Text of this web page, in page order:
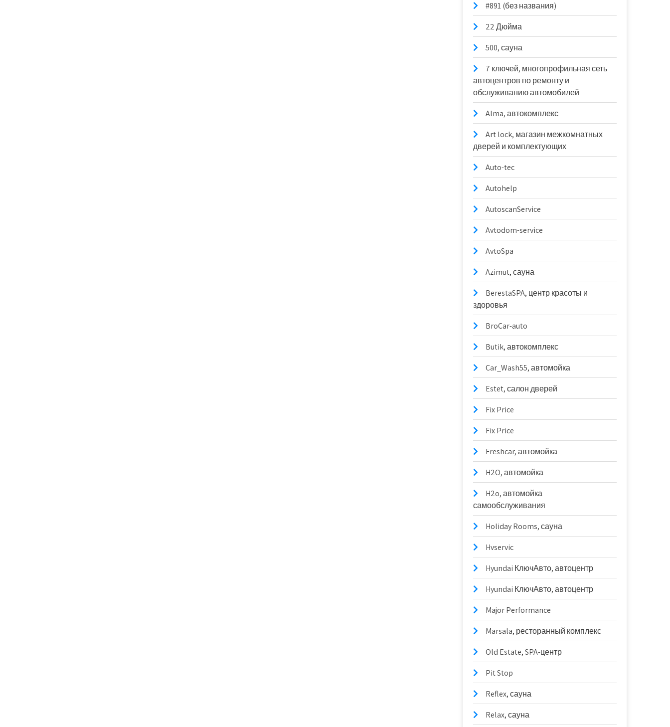
#891 (без названия)
22 Дюйма
500, сауна
7 ключей, многопрофильная сеть
автоцентров по ремонту и
обслуживанию автомобилей
Alma, автокомплекс
Art lock, магазин межкомнатных
дверей и комплектующих
Auto-tec
Autohelp
AutoscanService
Avtodom-service
AvtoSpa
Azimut, сауна
BerestaSPA, центр красоты и
здоровья
BroCar-auto
Butik, автокомплекс
Car_Wash55, автомойка
Estet, салон дверей
Fix Price
Fix Price
Freshcar, автомойка
H2O, автомойка
H2o, автомойка
самообслуживания
Holiday Rooms, сауна
Hvservic
Hyundai КлючАвто, автоцентр
Hyundai КлючАвто, автоцентр
Major Performance
Marsala, ресторанный комплекс
Old Estate, SPA-центр
Pit Stop
Reflex, сауна
Relax, сауна